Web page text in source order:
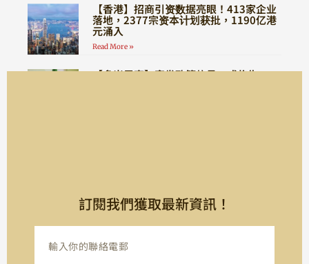
【香港】招商引资数据亮眼！413家企业
落地，2377宗资本计划获批，1190亿港
元涌入
Read More »
【多米尼克】突发政策信号，或将告
訂閱我們獲取最新資訊！